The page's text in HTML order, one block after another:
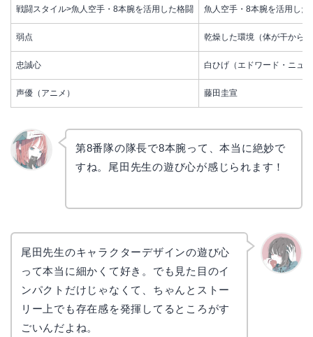
戦闘スタイル>魚人空手・8本腕を活用した格闘 魚人空手・8本腕を活用した
弱点 乾燥した環境（体が干から
忠誠心 白ひげ（エドワード・ニュ
声優（アニメ） 藤田圭宣
第8番隊の隊長で8本腕って、本当に絶妙で
すね。尾田先生の遊び心が感じられます！
尾田先生のキャラクターデザインの遊び心
って本当に細かくて好き。でも見た目のイ
ンパクトだけじゃなくて、ちゃんとストー
リー上でも存在感を発揮してるところがす
ごいんだよね。